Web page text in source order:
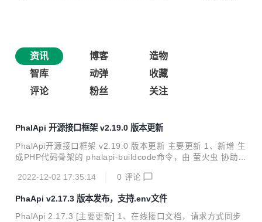
资讯 博客
造物
智库
动弹
收藏
评论
粉丝 关注
PhalApi 开源接口框架 v2.19.0 版本更新
PhalApi开源接口框架 v2.19.0 版本更新 主要更新 1、新增 生
成PHP代码骨架的 phalapi-buildcode命令，由 萤火虫 协助提
i-buildcode command tool v0.0.1 Example: ./bin/phalapi-b
ents] --a 创建一个API层文件 --d 创建一个Domain层...
2022-12-02 17:35:14 0 评论
PhaApi v2.17.3 版本发布，支持.env文件
PhalApi 2.17.3 [主要更新] 1、在线接口文档，请求方式同步